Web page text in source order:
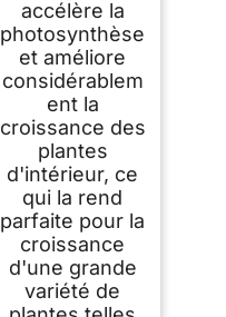
accélère la
photosynthèse
et améliore
considérablem
ent la
croissance des
plantes
d'intérieur, ce
qui la rend
parfaite pour la
croissance
d'une grande
variété de